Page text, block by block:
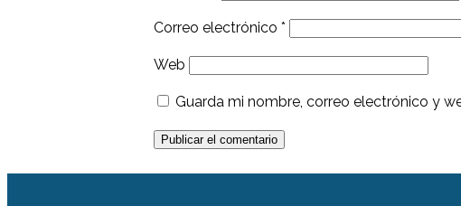
Correo electrónico *
Web
Guarda mi nombre, correo electrónico y